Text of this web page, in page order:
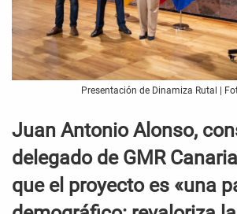
Presentación de Dinamiza Rutal |
Juan Antonio Alonso,
delegado de GMR
que el proyecto es «una